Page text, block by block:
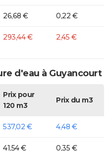
26,68 € 0,22 €
293,44 € 2,45 €
d'eau à Guyancourt
Prix pour
120 m3
Prix du m3
537,02 € 4,48 €
41,54 € 0,35 €